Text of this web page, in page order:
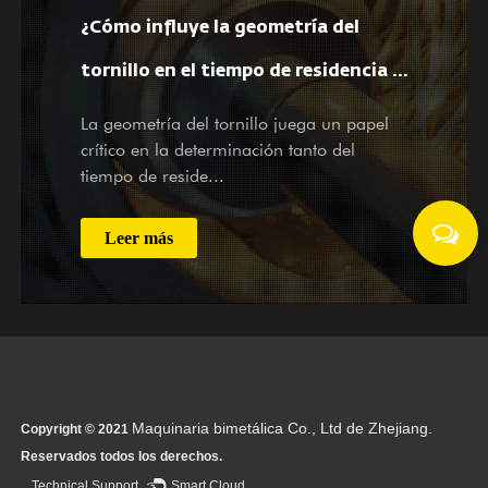
¿Cómo influye la geometría del
tornillo en el tiempo de residencia y
la velocidad de corte del material en
el cilindro?
La geometría del tornillo juega un papel
crítico en la determinación tanto del
tiempo de reside...
Leer más
Copyright © 2021 Maquinaria bimetálica Co., Ltd de Zhejiang.
Reservados todos los derechos.